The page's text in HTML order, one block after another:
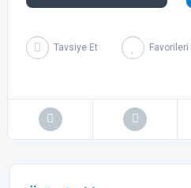
Tavsiye Et